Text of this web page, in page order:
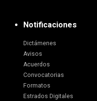
Notificaciones
Dictámenes
Avisos
Acuerdos
Convocatorias
Formatos
Estrados Digitales